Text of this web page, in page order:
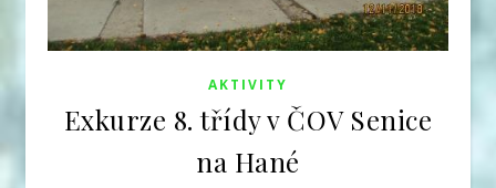
AKTIVITY
Exkurze 8. třídy v ČOV Senice
na Hané